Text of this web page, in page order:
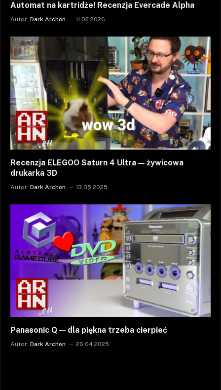
Automat na kartridże! Recenzja Evercade Alpha
Autor: Dark Archon 11.02.2026
Recenzja ELEGOO Saturn 4 Ultra — żywicowa
drukarka 3D
Autor: Dark Archon 13.05.2025
Panasonic Q — dla piękna trzeba cierpieć
Autor: Dark Archon 26.04.2025